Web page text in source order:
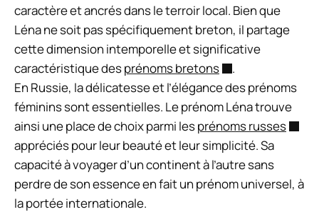
caractère et ancrés dans le terroir local. Bien que
Léna ne soit pas spécifiquement breton, il partage
cette dimension intemporelle et significative
caractéristique desprénoms bretons
.
En Russie, la délicatesse et l’élégance des prénoms
féminins sont essentielles. Le prénom Léna trouve
ainsi une place de choix parmi lesprénoms russes
appréciés pour leur beauté et leur simplicité. Sa
capacité à voyager d’un continent à l’autre sans
perdre de son essence en fait un prénom universel, à
la portée internationale.